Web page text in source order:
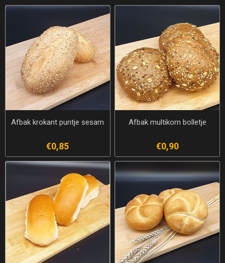
Afbak krokant puntje sesam
€0,85
Afbak multikorn bolletje
€0,90